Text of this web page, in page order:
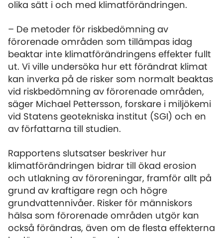
olika sätt i och med klimatförändringen.
– De metoder för riskbedömning av
förorenade områden som tillämpas idag
beaktar inte klimatförändringens effekter fullt
ut. Vi ville undersöka hur ett förändrat klimat
kan inverka på de risker som normalt beaktas
vid riskbedömning av förorenade områden,
säger Michael Pettersson, forskare i miljökemi
vid Statens geotekniska institut (SGI) och en
av författarna till studien.
Rapportens slutsatser beskriver hur
klimatförändringen bidrar till ökad erosion
och utlakning av föroreningar, framför allt på
grund av kraftigare regn och högre
grundvattennivåer. Risker för människors
hälsa som förorenade områden utgör kan
också förändras, även om de flesta effekterna